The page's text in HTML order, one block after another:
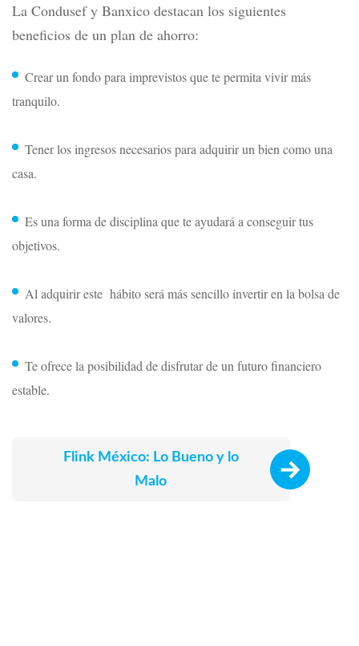
La Condusef y Banxico destacan los siguientes
beneficios de un plan de ahorro:
Crear un fondo para imprevistos que te permita vivir más
tranquilo.
Tener los ingresos necesarios para adquirir un bien como una
casa.
Es una forma de disciplina que te ayudará a conseguir tus
objetivos.
Al adquirir este hábito será más sencillo invertir en la bolsa de
valores.
Te ofrece la posibilidad de disfrutar de un futuro financiero
estable.
Flink México: Lo Bueno y lo
Malo